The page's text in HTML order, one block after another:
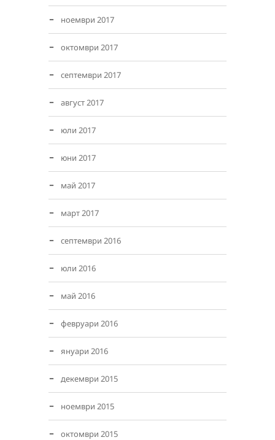
ноември 2017
октомври 2017
септември 2017
август 2017
юли 2017
юни 2017
май 2017
март 2017
септември 2016
юли 2016
май 2016
февруари 2016
януари 2016
декември 2015
ноември 2015
октомври 2015